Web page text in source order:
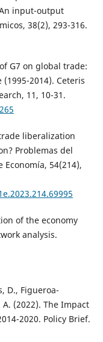
input-output
38(2), 293-316.
G7 on global trade:
2014). Ceteris
11, 10-31.
liberalization
Problemas del
Economía, 54(214),
of the economy
analysis.
D., Figueroa-
A. (2022). The Impact
2020. Policy Brief.